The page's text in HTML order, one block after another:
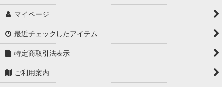
マイページ
最近チェックしたアイテム
特定商取引法表示
ご利用案内